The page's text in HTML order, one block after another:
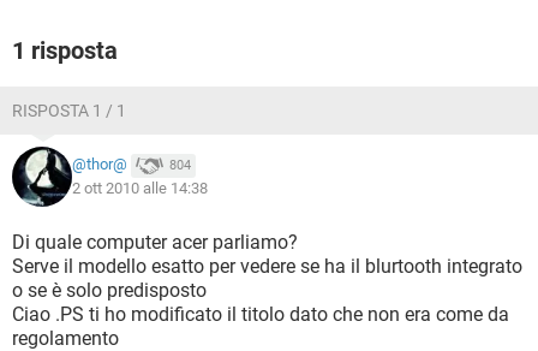
1 risposta
RISPOSTA 1 / 1
@thor@ 804
2 ott 2010 alle 14:38
Di quale computer acer parliamo?
Serve il modello esatto per vedere se ha il blurtooth integrato
o se è solo predisposto
Ciao .PS ti ho modificato il titolo dato che non era come da
regolamento